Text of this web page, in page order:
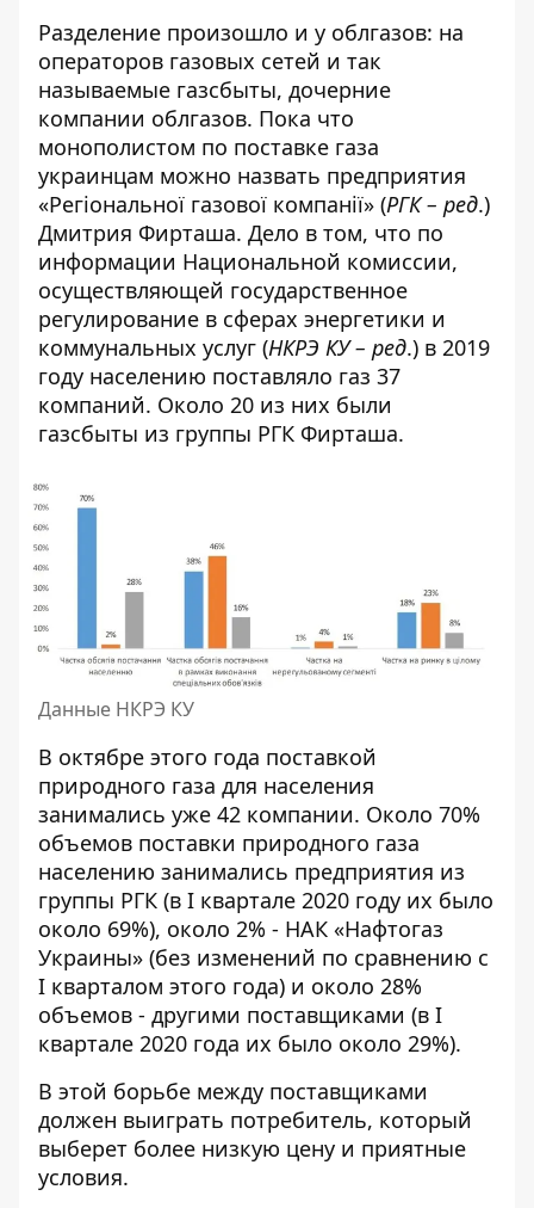
Разделение произошло и у облгазов: на
операторов газовых сетей и так
называемые газсбыты, дочерние
компании облгазов. Пока что
монополистом по поставке газа
украинцам можно назвать предприятия
«Регіональної газової компанії» (РГК – ред.)
Дмитрия Фирташа. Дело в том, что по
информации Национальной комиссии,
осуществляющей государственное
регулирование в сферах энергетики и
коммунальных услуг (НКРЭ КУ – ред.) в 2019
году населению поставляло газ 37
компаний. Около 20 из них были
газсбыты из группы РГК Фирташа.
Данные НКРЭ КУ
В октябре этого года поставкой
природного газа для населения
занимались уже 42 компании. Около 70%
объемов поставки природного газа
населению занимались предприятия из
группы РГК (в I квартале 2020 году их было
около 69%), около 2% - НАК «Нафтогаз
Украины» (без изменений по сравнению с
I кварталом этого года) и около 28%
объемов - другими поставщиками (в I
квартале 2020 года их было около 29%).
В этой борьбе между поставщиками
должен выиграть потребитель, который
выберет более низкую цену и приятные
условия.